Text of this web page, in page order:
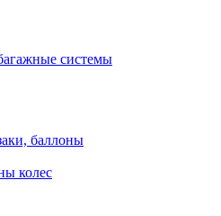
системы
баллоны
колес